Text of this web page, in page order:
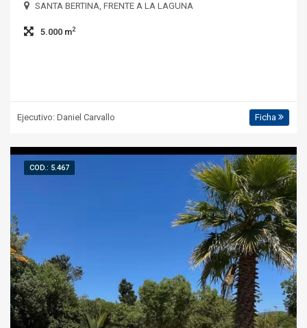
SANTA BERTINA, FRENTE A LA LAGUNA
5.000 m2
Ejecutivo: Daniel Carvallo Ficha
COD.: 5.467